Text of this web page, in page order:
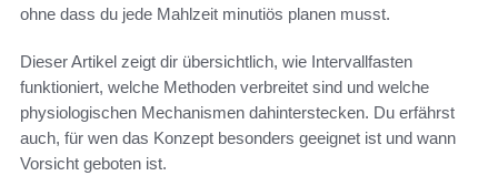
ohne dass du jede Mahlzeit minutiös planen musst.
Dieser Artikel zeigt dir übersichtlich, wie Intervallfasten
funktioniert, welche Methoden verbreitet sind und welche
physiologischen Mechanismen dahinterstecken. Du erfährst
auch, für wen das Konzept besonders geeignet ist und wann
Vorsicht geboten ist.